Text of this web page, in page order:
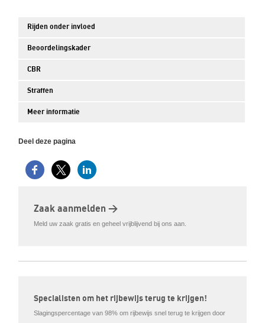
Rijden onder invloed
Beoordelingskader
CBR
Straffen
Meer informatie
Deel deze pagina
Zaak aanmelden >
Meld uw zaak gratis en geheel vrijblijvend bij ons aan.
Specialisten om het rijbewijs terug te krijgen!
Slagingspercentage van 98% om rijbewijs snel terug te krijgen door